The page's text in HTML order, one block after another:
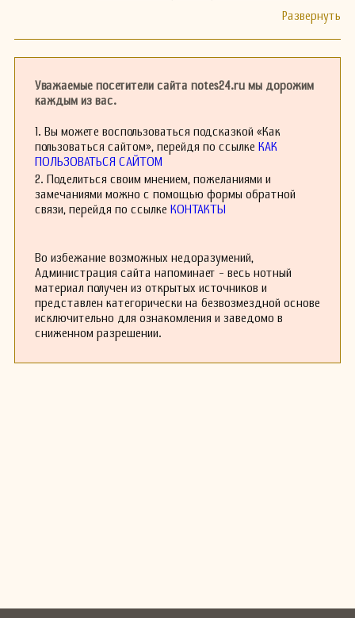
Уважаемые посетители сайта notes24.ru мы дорожим
каждым из вас.
1. Вы можете воспользоваться подсказкой «Как
пользоваться сайтом», перейдя по ссылке КАК
ПОЛЬЗОВАТЬСЯ САЙТОМ
2. Поделиться своим мнением, пожеланиями и
замечаниями можно с помощью формы обратной
связи, перейдя по ссылке КОНТАКТЫ
Во избежание возможных недоразумений,
Администрация сайта напоминает - весь нотный
материал получен из открытых источников и
представлен категорически на безвозмездной основе
исключительно для ознакомления и заведомо в
сниженном разрешении.